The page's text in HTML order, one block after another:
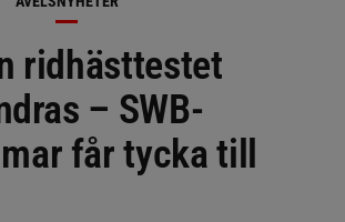
ridhästtestet
– SWB-
får tycka till